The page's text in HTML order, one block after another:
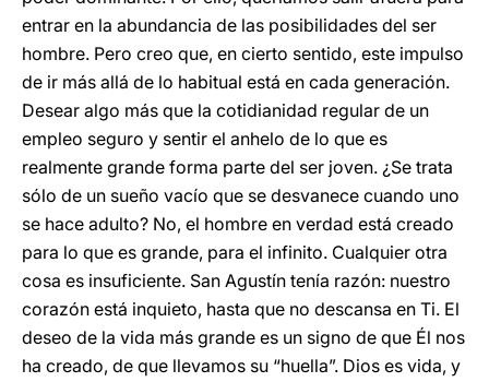
entrar en la abundancia de las posibilidades del ser
hombre. Pero creo que, en cierto sentido, este impulso
de ir más allá de lo habitual está en cada generación.
Desear algo más que la cotidianidad regular de un
empleo seguro y sentir el anhelo de lo que es
realmente grande forma parte del ser joven. ¿Se trata
sólo de un sueño vacío que se desvanece cuando uno
se hace adulto? No, el hombre en verdad está creado
para lo que es grande, para el infinito. Cualquier otra
cosa es insuficiente. San Agustín tenía razón: nuestro
corazón está inquieto, hasta que no descansa en Ti. El
deseo de la vida más grande es un signo de que Él nos
ha creado, de que llevamos su “huella”. Dios es vida, y